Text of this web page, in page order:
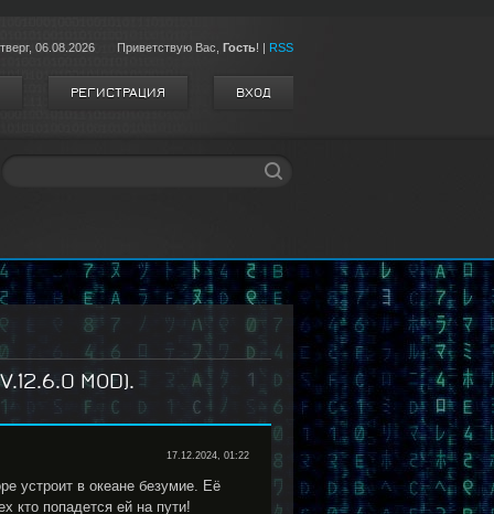
06.08.2026 Приветствую Вас Гость! | RSS
РЕГИСТРАЦИЯ ВХОД
MOD).
17.12.2024, 01:22
устроит в океане безумие. Её
кто попадется ей на пути!